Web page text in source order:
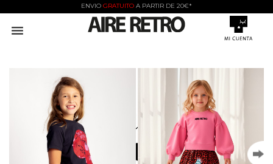
ENVIO GRATUITO A PARTIR DE 20€*
